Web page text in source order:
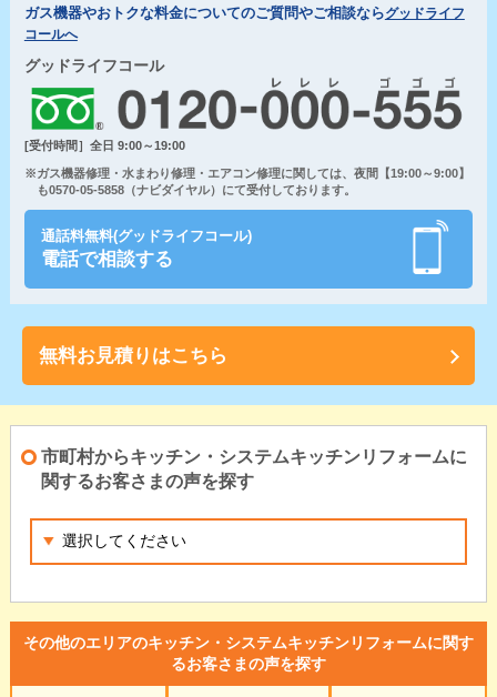
ガス機器やおトクな料金についてのご質問やご相談ならグッドライフ
コールへ
グッドライフコール
[受付時間］全日 9:00～19:00
※ガス機器修理・水まわり修理・エアコン修理に関しては、夜間【19:00～9:00】
も0570-05-5858（ナビダイヤル）にて受付しております。
通話料無料(グッドライフコール)
電話で相談する
無料お見積りはこちら
市町村からキッチン・システムキッチンリフォームに
関するお客さまの声を探す
その他のエリアのキッチン・システムキッチンリフォームに関す
るお客さまの声を探す